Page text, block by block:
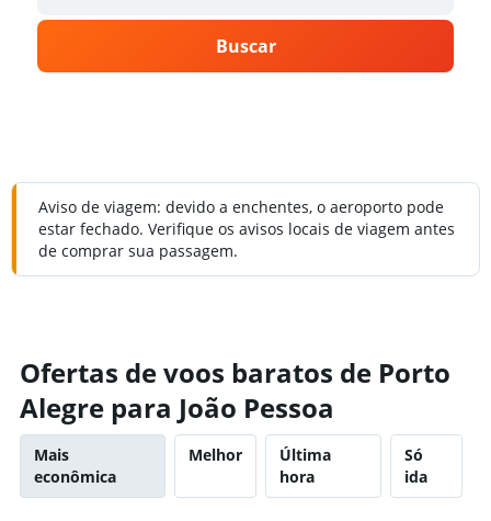
Buscar
Aviso de viagem: devido a enchentes, o aeroporto pode
estar fechado. Verifique os avisos locais de viagem antes
de comprar sua passagem.
Ofertas de voos baratos de Porto
Alegre para João Pessoa
Mais
econômica
Melhor
Última
hora
Só
ida